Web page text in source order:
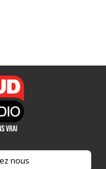
nous